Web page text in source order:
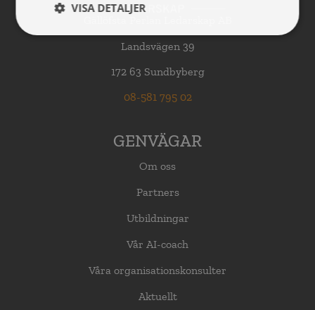
Landsvägen 39
172 63 Sundbyberg
08-581 795 02
GENVÄGAR
Om oss
Partners
Utbildningar
Vår AI-coach
Våra organisationskonsulter
Aktuellt
VISA DETALJER